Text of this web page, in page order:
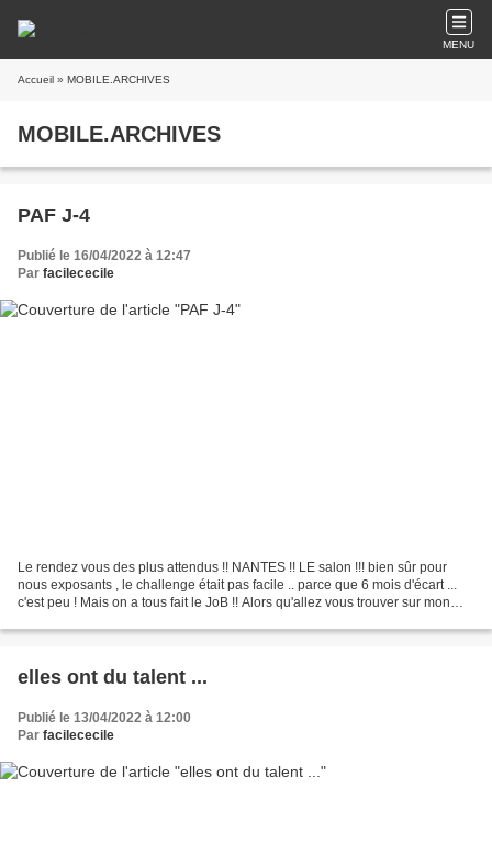
MENU
Accueil » MOBILE.ARCHIVES
MOBILE.ARCHIVES
PAF J-4
Publié le 16/04/2022 à 12:47
Par facilececile
Le rendez vous des plus attendus !! NANTES !! LE salon !!! bien sûr pour
nous exposants , le challenge était pas facile .. parce que 6 mois d'écart ...
c'est peu ! Mais on a tous fait le JoB !! Alors qu'allez vous trouver sur mon
elles ont du talent ...
Publié le 13/04/2022 à 12:00
Par facilececile